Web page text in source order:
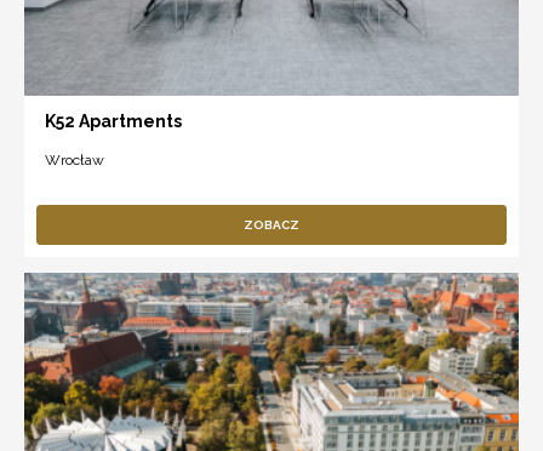
K52 Apartments
Wrocław
ZOBACZ